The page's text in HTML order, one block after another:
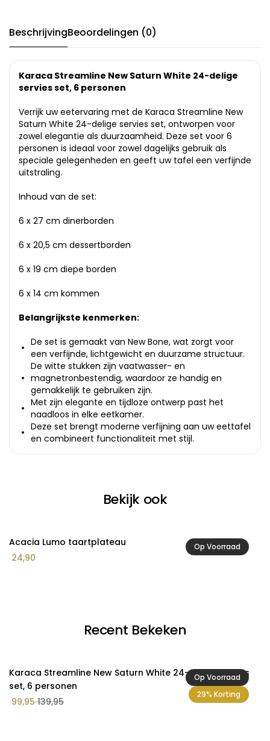
BeschrijvingBeoordelingen (0)
Karaca Streamline New Saturn White 24-delige
servies set, 6 personen
Verrijk uw eetervaring met de Karaca Streamline New
Saturn White 24-delige servies set, ontworpen voor
zowel elegantie als duurzaamheid. Deze set voor 6
personen is ideaal voor zowel dagelijks gebruik als
speciale gelegenheden en geeft uw tafel een verfijnde
uitstraling.
Inhoud van de set:
6 x 27 cm dinerborden
6 x 20,5 cm dessertborden
6 x 19 cm diepe borden
6 x 14 cm kommen
Belangrijkste kenmerken:
De set is gemaakt van New Bone, wat zorgt voor
een verfijnde, lichtgewicht en duurzame structuur.
De witte stukken zijn vaatwasser- en
magnetronbestendig, waardoor ze handig en
gemakkelijk te gebruiken zijn.
Met zijn elegante en tijdloze ontwerp past het
naadloos in elke eetkamer.
Deze set brengt moderne verfijning aan uw eettafel
en combineert functionaliteit met stijl.
Bekijk ook
Op Voorraad
Acacia Lumo taartplateau
24,90
Recent Bekeken
Op Voorraad
29% Korting
Karaca Streamline New Saturn White 24-delige servies
set, 6 personen
99,95139,95